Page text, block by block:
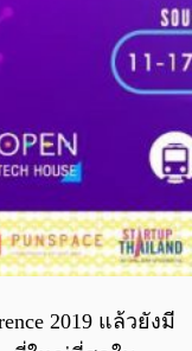
2019 แล้วยังมี